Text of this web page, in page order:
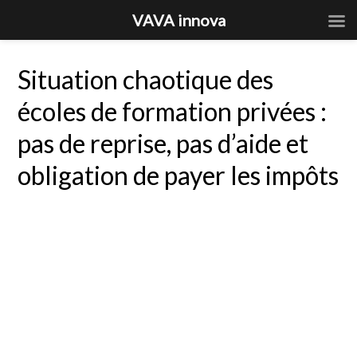
Situation chaotique des
écoles de formation privées :
pas de reprise, pas d’aide et
obligation de payer les impôts
VAVA innova